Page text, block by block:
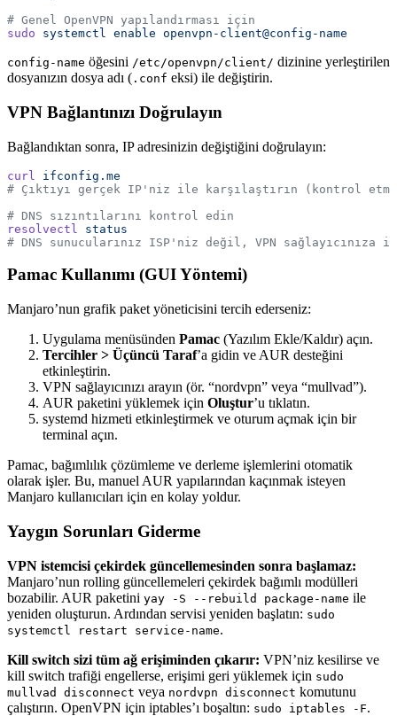
# Genel OpenVPN yapılandırması için
sudo systemctl enable openvpn-client@config-name
config-name öğesini /etc/openvpn/client/ dizinine yerleştirilen
dosyanızın dosya adı ( .conf eksi) ile değiştirin.
VPN Bağlantınızı Doğrulayın
Bağlandıktan sonra, IP adresinizin değiştiğini doğrulayın:
curl
ifconfig.me
# Çıktıyı gerçek IP'niz ile karşılaştırın (kontrol
# DNS sızıntılarını kontrol edin
resolvectl
status
# DNS sunucularınız ISP'niz değil, VPN sağlayıcınıza
Pamac Kullanımı (GUI Yöntemi)
Manjaro’nun grafik paket yöneticisini tercih ederseniz:
Uygulama menüsünden Pamac (Yazılım Ekle/Kaldır) açın.
Tercihler > Üçüncü Taraf’a gidin ve AUR desteğini
etkinleştirin.
VPN sağlayıcınızı arayın (ör. “nordvpn” veya “mullvad”).
AUR paketini yüklemek için Oluştur’u tıklatın.
systemd hizmeti etkinleştirmek ve oturum açmak için bir
terminal açın.
Pamac, bağımlılık çözümleme ve derleme işlemlerini otomatik
olarak işler. Bu, manuel AUR yapılarından kaçınmak isteyen
Manjaro kullanıcıları için en kolay yoldur.
Yaygın Sorunları Giderme
VPN istemcisi çekirdek güncellemesinden sonra başlamaz:
Manjaro’nun rolling güncellemeleri çekirdek bağımlı modülleri
bozabilir. AUR paketini yay -S --rebuild package-name ile
yeniden oluşturun. Ardından servisi yeniden başlatın: sudo
systemctl restart service-name.
Kill switch sizi tüm ağ erişiminden çıkarır: VPN’niz kesilirse ve
kill switch trafiği engellerse, erişimi geri yüklemek için sudo
mullvad disconnect veya nordvpn disconnect komutunu
çalıştırın. OpenVPN için iptables’ı boşaltın: sudo iptables -F.